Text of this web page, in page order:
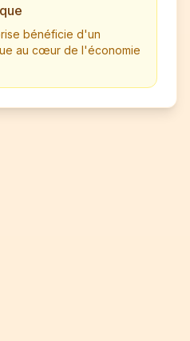
bénéficie d'un
au cœur de l'économie